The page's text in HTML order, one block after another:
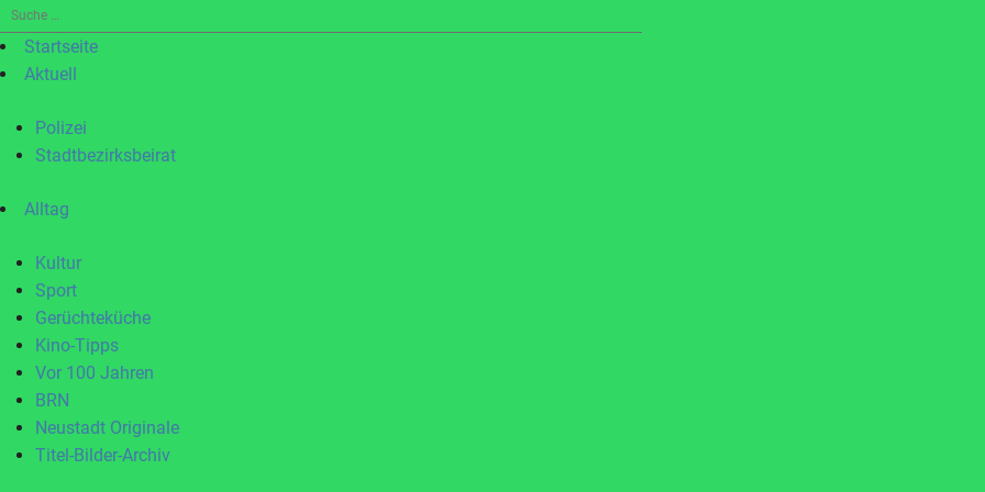
Suche
nach:Startseite
Aktuell
Polizei
Stadtbezirksbeirat
Alltag
Kultur
Sport
Gerüchteküche
Kino-Tipps
Vor 100 Jahren
BRN
Neustadt Originale
Titel-Bilder-Archiv